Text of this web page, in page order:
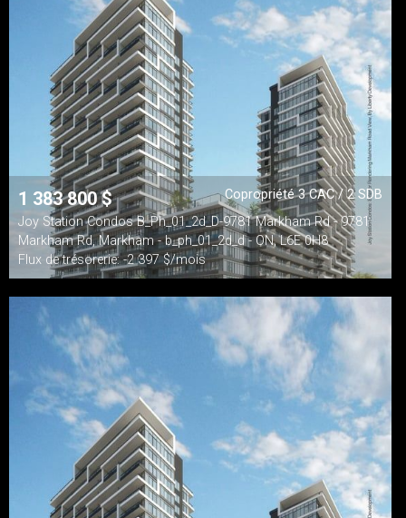
1 383 800$
Copropriété 3 CAC / 2 SDB
Joy Station Condos B_Ph_01_2d_D-9781 Markham Rd - 9781
Markham Rd, Markham - b_ph_01_2d_d - ON, L6E 0H8
Flux de trésorerie: -2 397 $/mois